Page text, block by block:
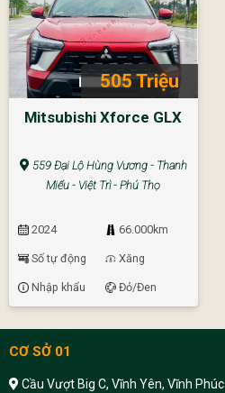
505 Triệu
Mitsubishi Xforce GLX
559 Đại Lộ Hùng Vương - Thanh
Miếu - Việt Trì - Phú Thọ
2024 66.000km
Số tự động Xăng
Nhập khẩu Đỏ/Đen
CƠ SỞ 01
Cầu Vượt Big C, Vĩnh Yên, Vĩnh Phúc